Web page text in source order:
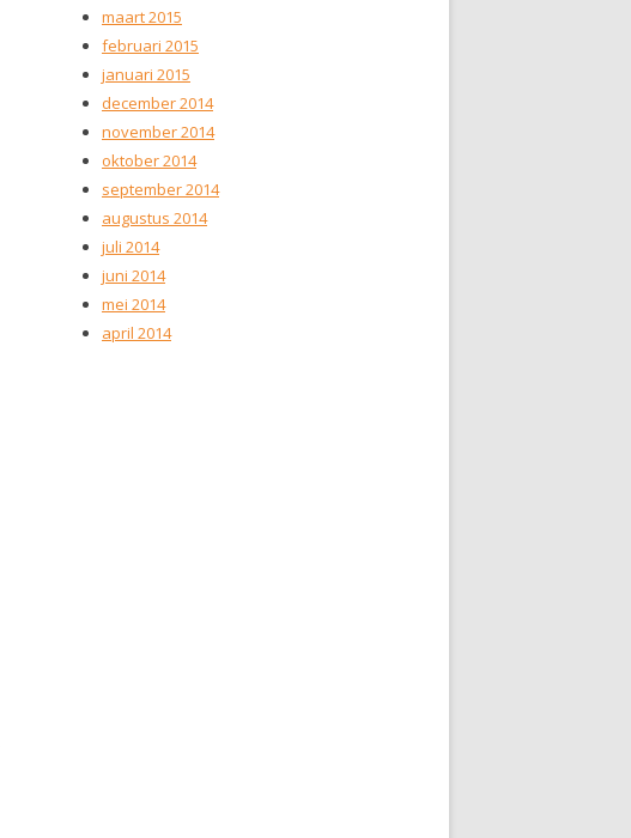
maart 2015
februari 2015
januari 2015
december 2014
november 2014
oktober 2014
september 2014
augustus 2014
juli 2014
juni 2014
mei 2014
april 2014